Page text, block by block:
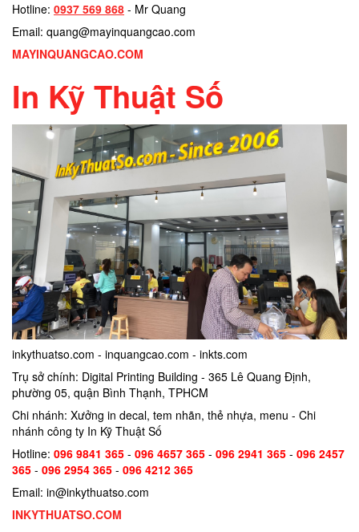
Hotline: 0937 569 868 - Mr Quang
Email: quang@mayinquangcao.com
MAYINQUANGCAO.COM
In Kỹ Thuật Số
inkythuatso.com - inquangcao.com - inkts.com
Trụ sở chính: Digital Printing Building - 365 Lê Quang Định,
phường 05, quận Bình Thạnh, TPHCM
Chi nhánh: Xưởng in decal, tem nhãn, thẻ nhựa, menu - Chi
nhánh công ty In Kỹ Thuật Số
Hotline: 096 9841 365 - 096 4657 365 - 096 2941 365 - 096 2457
365 - 096 2954 365 - 096 4212 365
Email: in@inkythuatso.com
INKYTHUATSO.COM